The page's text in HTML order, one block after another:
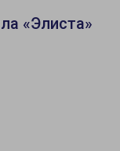
«Элиста»